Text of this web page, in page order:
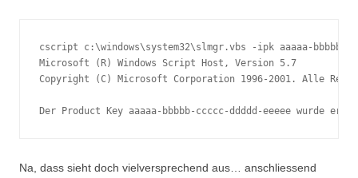
cscript c:\windows\system32\slmgr.vbs -ipk aaaaa-bbbbb-
Microsoft (R) Windows Script Host, Version 5.7
Copyright (C) Microsoft Corporation 1996-2001. Alle
Na, dass sieht doch vielversprechend aus… anschliessend